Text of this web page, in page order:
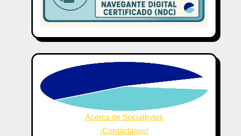
Acerca de Socialbytes
¡Contáctanos!